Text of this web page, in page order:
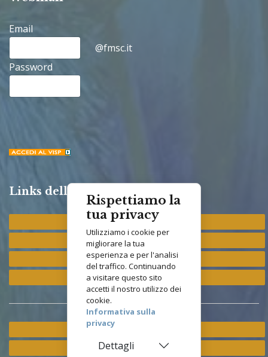
Rispettiamo la
tua privacy
Utilizziamo i cookie per
migliorare la tua
esperienza e per l'analisi
del traffico. Continuando
a visitare questo sito
accetti il nostro utilizzo dei
cookie.
Informativa sulla
privacy
Dettagli
Email
@fmsc.it
Password
Links della Congregazione
Provincia "St. Francis"
Provincia "M. Immacolata"
Provincia "S. Antonio"
Provincia "S. Elisabetta"
Istituto Asisium